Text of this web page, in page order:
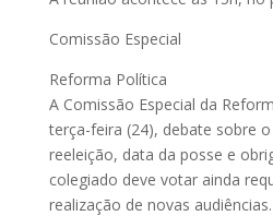
Comissão Especial
Reforma Política
A Comissão Especial da
terça-feira (24), debate sobre
reeleição, data da posse e
colegiado deve votar ainda
realização de novas audiências.